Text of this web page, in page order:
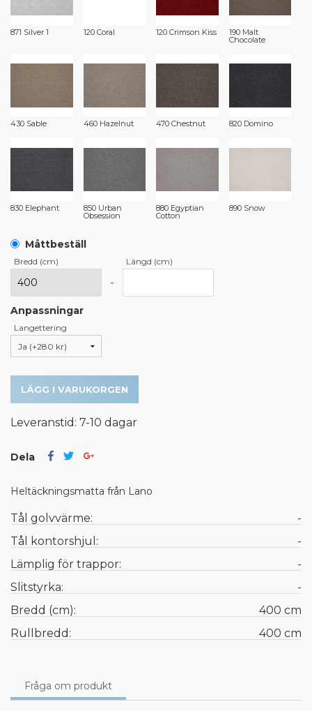
871 Silver 1 120 Coral 120 Crimson Kiss 190 Malt
Chocolate
430 Sable 460 Hazelnut 470 Chestnut 820 Domino
830 Elephant 850 Urban
Obsession
880 Egyptian
Cotton
890 Snow
Måttbeställ
Bredd (cm)
-
Längd (cm)
Anpassningar
Langettering
LÄGG I VARUKORGEN
Leveranstid: 7-10 dagar
Dela
Heltäckningsmatta från Lano
Tål golvvärme:
-
Tål kontorshjul:
-
Lämplig för trappor:
-
Slitstyrka:
-
Bredd (cm):
400 cm
Rullbredd:
400 cm
Fråga om produkt